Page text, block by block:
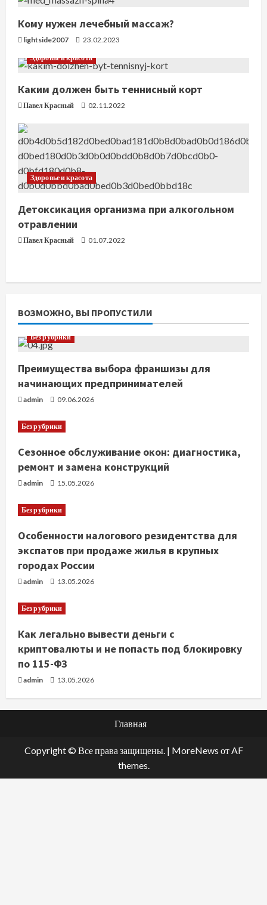
т
е
н
и
е
Кому нужен лечебный массаж?
lightside2007
23.02.2023
Здоровье и красота
Каким должен быть теннисный корт
Павел Красный 02.11.2022
Здоровье и красота
Детоксикация организма при алкогольном
отравлении
Павел Красный 01.07.2022
ВОЗМОЖНО, ВЫ ПРОПУСТИЛИ
Без рубрики
Преимущества выбора франшизы для
начинающих предпринимателей
admin 09.06.2026
Без рубрики
Сезонное обслуживание окон: диагностика,
ремонт и замена конструкций
admin 15.05.2026
Без рубрики
Особенности налогового резидентства для
экспатов при продаже жилья в крупных
городах России
admin 13.05.2026
Без рубрики
Как легально вывести деньги с
криптовалюты и не попасть под блокировку
по 115-ФЗ
admin 13.05.2026
Главная
Copyright © Все права защищены. | MoreNews от AF
themes.